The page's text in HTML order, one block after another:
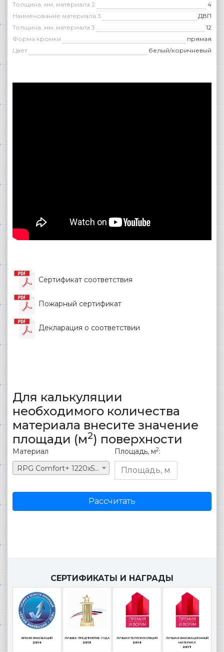
Толщина, мм, материала 2
4
Наименование материала 3
ДВП
Толщина, мм, материала 3
12
Форма кромки
прямая
Цвет
белый/коричневый
Сертификат соответствия
Пожарный сертификат
Декларация о соответствии
Для калькуляции
необходимого количества
материала внесите значение
площади (м2) поверхности
Материал
RPG Comfort+ 1220х590х26 mm #1 SML+I+ДВП
Площадь, м2:
Рассчитать
СЕРТИФИКАТЫ И НАГРАДЫ
ВРЕМЯ ИННОВАЦИЙ
2014
ЛУЧШЕЕ ПРЕДПРИЯТИЕ ГОДА
2015
ЛУЧШАЯ ТЕПЛОИЗОЛЯЦИЯ
2016
ЛУЧШАЯ ИННОВАЦИОННЫЙ
МАТЕРИАЛ
2017